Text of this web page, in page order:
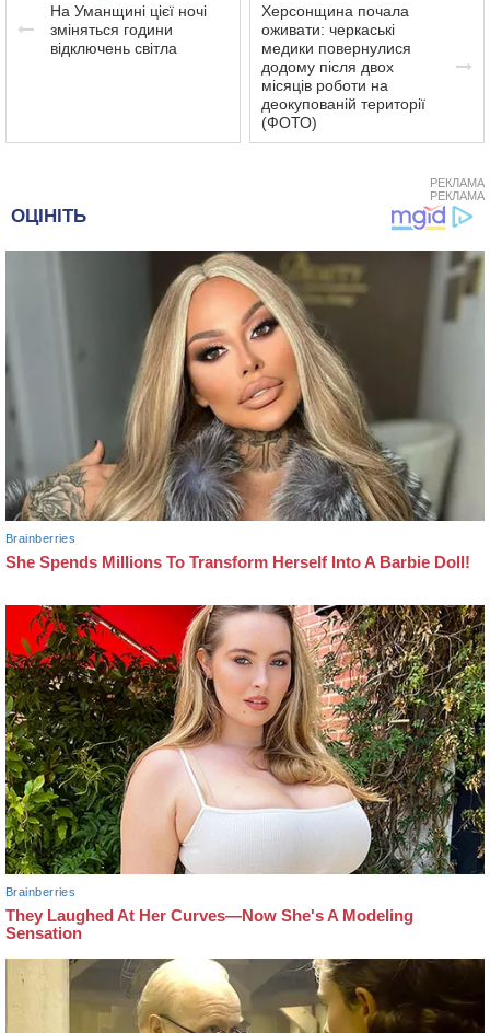
На Уманщині цієї ночі
зміняться години
відключень світла
Херсонщина почала
оживати: черкаські
медики повернулися
додому після двох
місяців роботи на
деокупованій території
(ФОТО)
РЕКЛАМА
РЕКЛАМА